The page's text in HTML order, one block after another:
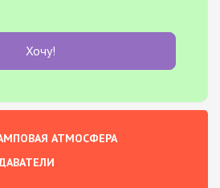
Хочу!
АТМОСФЕРА